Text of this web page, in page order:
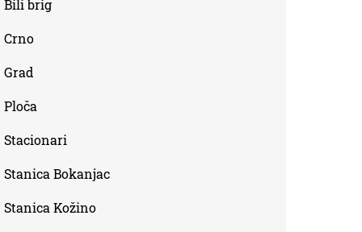
Bili brig
Crno
Grad
Ploča
Stacionari
Stanica Bokanjac
Stanica Kožino